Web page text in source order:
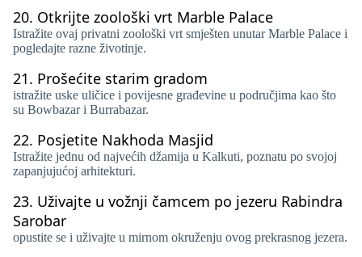
20. Otkrijte zoološki vrt Marble Palace
Istražite ovaj privatni zoološki vrt smješten unutar Marble Palace i
pogledajte razne životinje.
21. Prošećite starim gradom
istražite uske uličice i povijesne građevine u područjima kao što
su Bowbazar i Burrabazar.
22. Posjetite Nakhoda Masjid
Istražite jednu od najvećih džamija u Kalkuti, poznatu po svojoj
zapanjujućoj arhitekturi.
23. Uživajte u vožnji čamcem po jezeru Rabindra
Sarobar
opustite se i uživajte u mirnom okruženju ovog prekrasnog jezera.